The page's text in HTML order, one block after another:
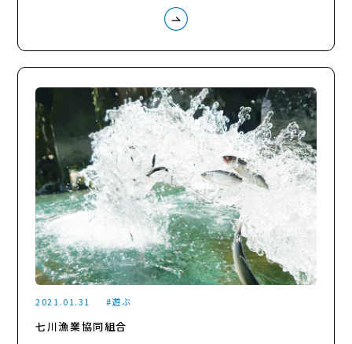
2021.01.31
七川漁業協同組合
遊ぶ